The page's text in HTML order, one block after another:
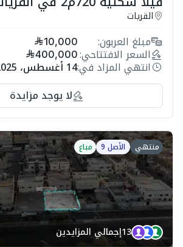
القريات
مبلغ العربون: 10,000
السعر الافتتاحي: 400,000
انتهي المزاد في:14 أغسطس، 2025
لا يوجد مزايدة
منتهي الأصل 9 مباع
13إجمالي المزايدين